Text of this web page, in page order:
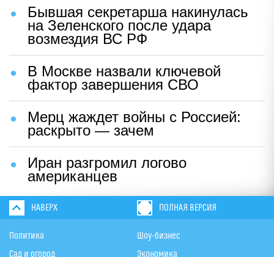
Бывшая секретарша накинулась
на Зеленского после удара
возмездия ВС РФ
В Москве назвали ключевой
фактор завершения СВО
Мерц жаждет войны с Россией:
раскрыто — зачем
Иран разгромил логово
американцев
НАВЕРХ ПОЛНАЯ ВЕРСИЯ
Политика
Сад и огород
Шоу-бизнес
Экономика